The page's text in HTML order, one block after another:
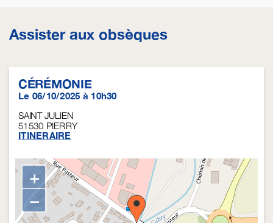
Assister aux obsèques
CÉRÉMONIE
Le 06/10/2025 à 10h30
SAINT JULIEN
51530 PIERRY
ITINERAIRE
+
−